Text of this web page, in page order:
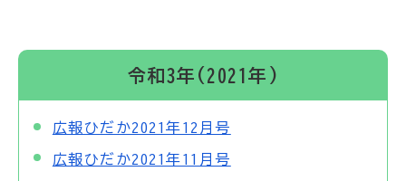
令和3年(2021年)
広報ひだか2021年12月号
広報ひだか2021年11月号